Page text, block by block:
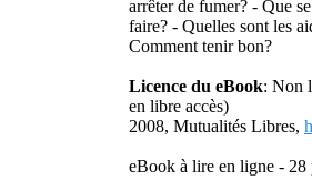
arrêter de fumer? - Que
faire? - Quelles sont les
Comment tenir bon?
Licence du eBook: Non
en libre accès)
2008, Mutualités Libres,
eBook à lire en ligne - 28